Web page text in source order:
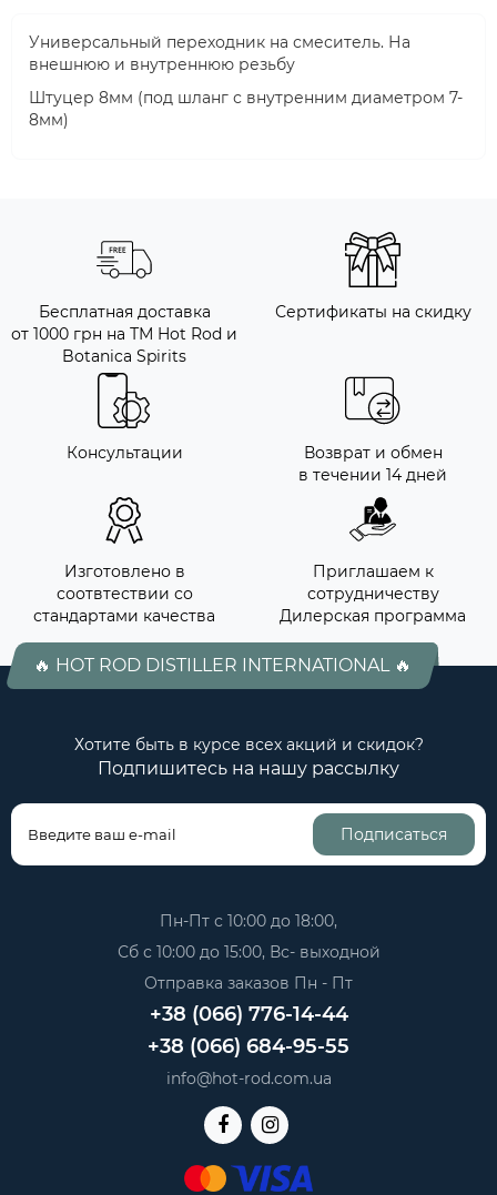
Универсальный переходник на смеситель. На
внешнюю и внутреннюю резьбу
Штуцер 8мм (под шланг с внутренним диаметром 7-
8мм)
Бесплатная доставка
от 1000 грн на ТМ Hot Rod и
Botanica Spirits
Сертификаты на скидку
Консультации
Возврат и обмен
в течении 14 дней
Изготовлено в
соотвтествии со
стандартами качества
Приглашаем к
сотрудничеству
Дилерская программа
🔥 HOT ROD DISTILLER INTERNATIONAL 🔥
Хотите быть в курсе всех акций и скидок?
Подпишитесь на нашу рассылку
Подписаться
Пн-Пт с 10:00 до 18:00,
Сб с 10:00 до 15:00, Вс- выходной
Отправка заказов Пн - Пт
+38 (066) 776-14-44
+38 (066) 684-95-55
info@hot-rod.com.ua